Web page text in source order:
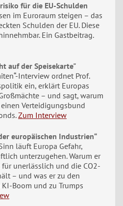
für die EU-Schulden
im Euroraum steigen – das
Schulden der EU. Diese
Ein Gastbeitrag.
auf der Speisekarte"
Interview ordnet Prof.
ein, erklärt Europas
– und sagt, warum
Verteidigungsbund
Zum Interview
europäischen Industrien“
läuft Europa Gefahr,
unterzugehen. Warum er
unerlässlich und die CO2-
– und was er zu den
Boom und zu Trumps